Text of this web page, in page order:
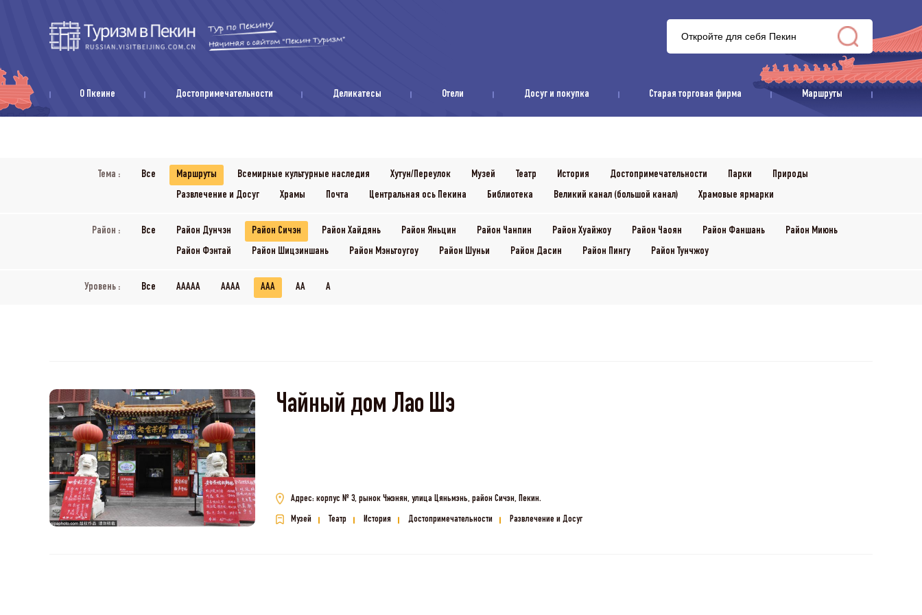
О Пкеине Достопримечательности Деликатесы Отели Досуг и покупка Старая торговая фирма Маршруты
Тема : Все Маршруты Всемирные культурные наследия Хутун/Переулок Музей Театр История Достопримечательности Парки
Природы
Развлечение и Досуг
Храмы Почта Центральная ось Пекина Библиотека Великий канал (большой канал) Храмовые ярмарки
Район : Все Район Дунчэн Район Сичэн Район Хайдянь Район Яньцин Район Чанпин Район Хуайжоу Район Чаоян Район Фаншань
Район Миюнь
Район Фэнтай
Район Шицзиншань Район Мэньтоугоу Район Шуньи Район Дасин Район Пингу Район Тунчжоу
Уровень : Все AAAAA AAAA AAA AA A
Чайный дом Лао Шэ
Адрес: корпус № 3, рынок Чжэнян, улица Цяньмэнь, район Сичэн, Пекин.
Музей Театр История Достопримечательности Развлечение и Досуг